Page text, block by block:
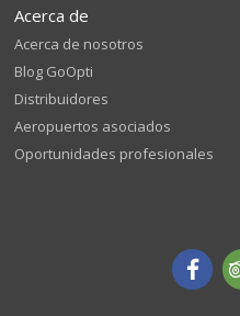
Acerca de
Acerca de nosotros
Blog GoOpti
Distribuidores
Aeropuertos asociados
Oportunidades profesionales